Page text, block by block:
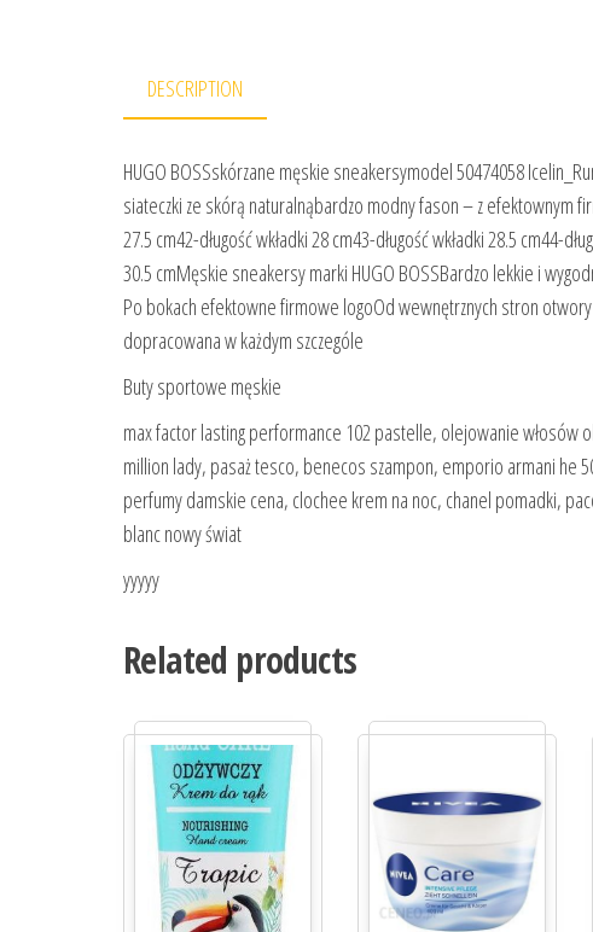
DESCRIPTION
HUGO BOSSskórzane męskie sneakersymodel 50474058
siateczki ze skórą naturalnąbardzo modny fason – z efektownym
27.5 cm42-długość wkładki 28 cm43-długość wkładki 28.5 cm44-
30.5 cmMęskie sneakersy marki HUGO BOSSBardzo lekkie i
Po bokach efektowne firmowe logoOd wewnętrznych stron
dopracowana w każdym szczególe
Buty sportowe męskie
max factor lasting performance 102 pastelle, olejowanie
million lady, pasaż tesco, benecos szampon, emporio armani he
perfumy damskie cena, clochee krem na noc, chanel pomadki,
blanc nowy świat
yyyyy
Related products